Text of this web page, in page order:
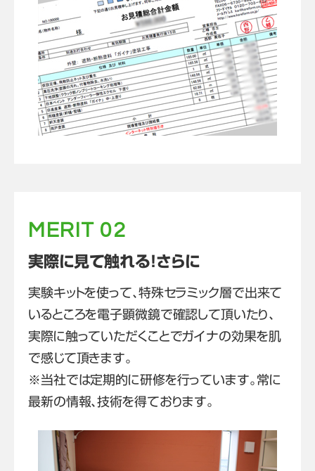
MERIT 02
実際に見て触れる！さらに
実験キットを使って、特殊セラミック層で出来て
いるところを電子顕微鏡で確認して頂いたり、
実際に触っていただくことでガイナの効果を肌
で感じて頂きます。
※当社では定期的に研修を行っています。常に
最新の情報、技術を得ております。